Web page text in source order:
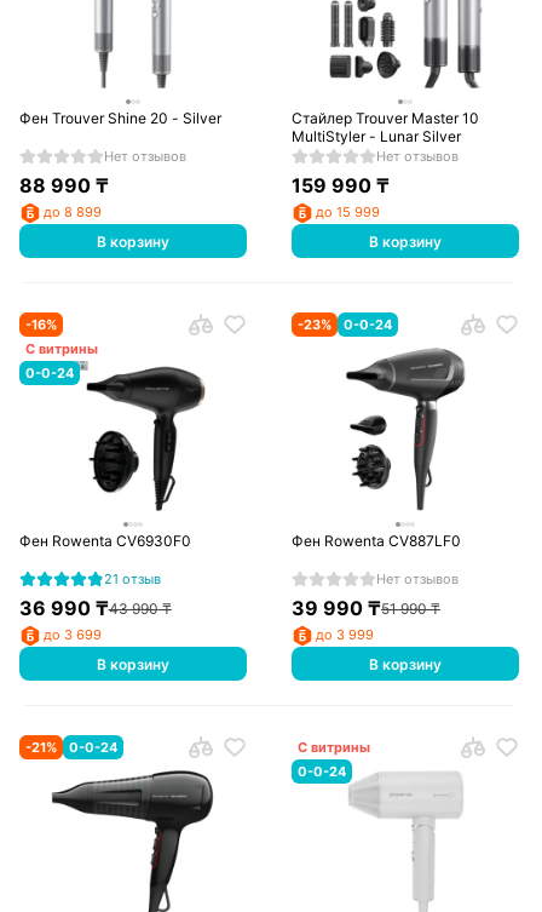
Фен Trouver Shine 20 - Silver
Нет отзывов
88 990₸
до 8 899
В корзину
Стайлер Trouver Master 10
MultiStyler - Lunar Silver
Нет отзывов
159 990 ₸
до 15 999
В корзину
-16%
С витрины
0-0-24
Фен Rowenta CV6930F0
21 отзыв
36 990₸43 990₸
до 3 699
В корзину
-23% 0-0-24
Фен Rowenta CV887LF0
Нет отзывов
39 990 ₸51 990₸
до 3 999
В корзину
-21% 0-0-24
С витрины
0-0-24